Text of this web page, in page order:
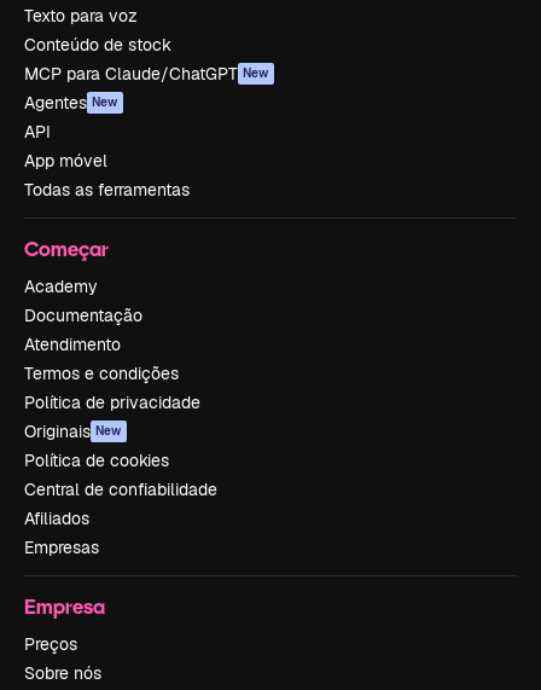
Texto para voz
Conteúdo de stock
MCP para Claude/ChatGPT New
Agentes New
API
App móvel
Todas as ferramentas
Começar
Academy
Documentação
Atendimento
Termos e condições
Política de privacidade
Originais New
Política de cookies
Central de confiabilidade
Afiliados
Empresas
Empresa
Preços
Sobre nós